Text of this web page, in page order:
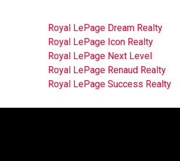
Royal LePage Dream Realty
Royal LePage Icon Realty
Royal LePage Next Level
Royal LePage Renaud Realty
Royal LePage Success Realty